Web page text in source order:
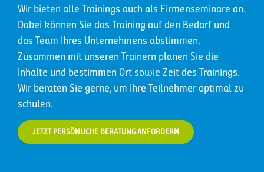
Wir bieten alle Trainings auch als Firmenseminare an.
Dabei können Sie das Training auf den Bedarf und
das Team Ihres Unternehmens abstimmen.
Zusammen mit unseren Trainern planen Sie die
Inhalte und bestimmen Ort sowie Zeit des Trainings.
Wir beraten Sie gerne, um Ihre Teilnehmer optimal zu
schulen.
JETZT PERSÖNLICHE BERATUNG ANFORDERN